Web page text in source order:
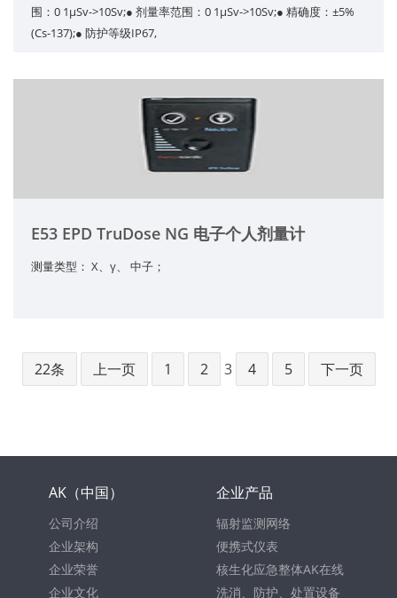
围：0 1μSv->10Sv;● 剂量率范围：0 1μSv->10Sv;● 精确度：±5%
(Cs-137);● 防护等级IP67,
E53 EPD TruDose NG 电子个人剂量计
测量类型： X、γ、 中子；
22条 上一页 1 2 3 4 5 下一页
AK（中国）
公司介绍
企业架构
企业荣誉
企业文化
企业产品
辐射监测网络
便携式仪表
核生化应急整体AK在线
洗消、防护、处置设备